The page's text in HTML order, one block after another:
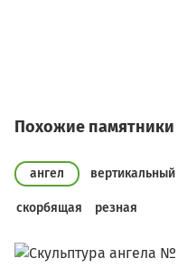
Похожие памятники
ангел вертикальный
скорбящая резная